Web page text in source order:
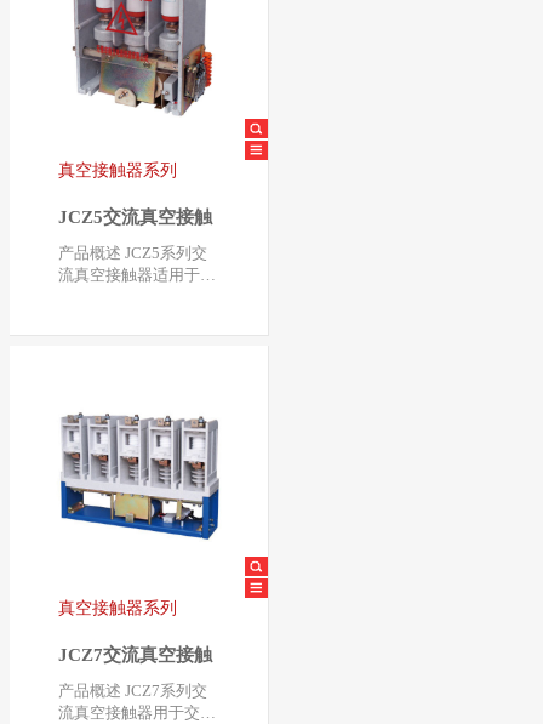
真空接触器系列
JCZ5交流真空接触
器
产品概述 JCZ5系列交
流真空接触器适用于交
真空接触器系列
JCZ7交流真空接触
产品概述 JCZ7系列交
流真空接触器用于交流